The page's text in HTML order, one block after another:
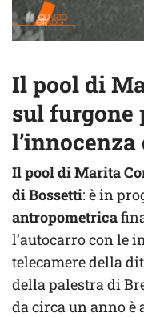
Il pool di
sul furgone
Il pool di Marita
di Bossetti: è in
antropometrica
l’autocarro con le
telecamere della
della palestra di
da circa un anno è